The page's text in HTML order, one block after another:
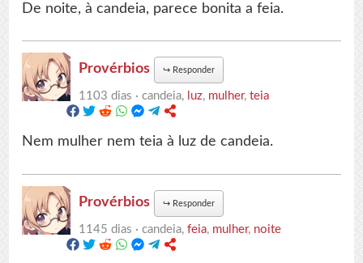
De noite, à candeia, parece bonita a feia.
Provérbios ↪ Responder
1103 dias ·candeia, luz, mulher,teia
Nem mulher nem teia à luz de candeia.
Provérbios ↪ Responder
1145 dias ·candeia,feia, mulher, noite